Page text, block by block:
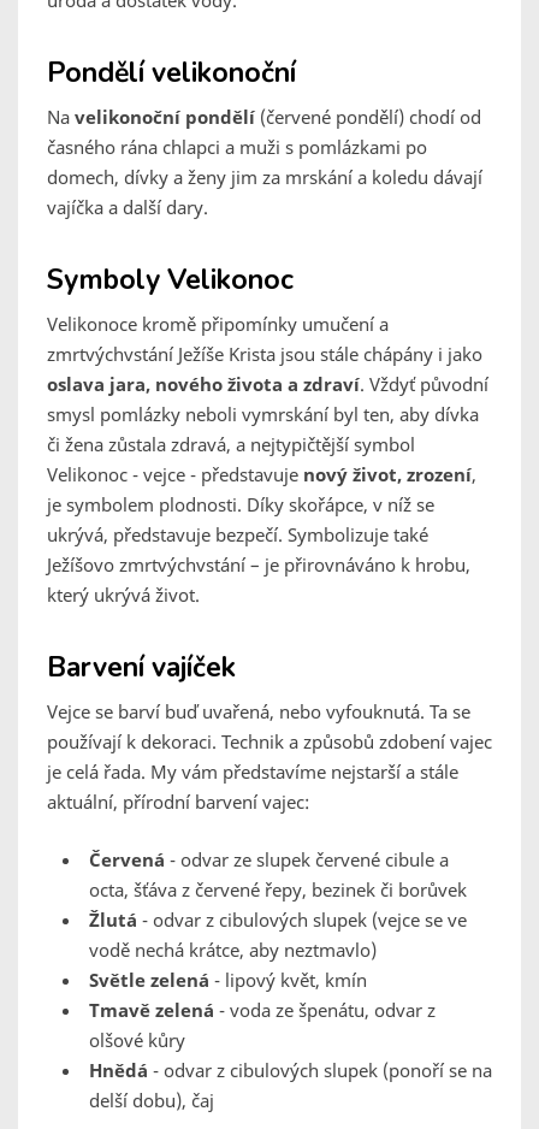
Pondělí velikonoční
Na velikonoční pondělí (červené pondělí) chodí od
časného rána chlapci a muži s pomlázkami po
domech, dívky a ženy jim za mrskání a koledu dávají
vajíčka a další dary.
Symboly Velikonoc
Velikonoce kromě připomínky umučení a
zmrtvýchvstání Ježíše Krista jsou stále chápány i jako
oslava jara, nového života a zdraví. Vždyť původní
smysl pomlázky neboli vymrskání byl ten, aby dívka
či žena zůstala zdravá, a nejtypičtější symbol
Velikonoc - vejce - představuje nový život, zrození,
je symbolem plodnosti. Díky skořápce, v níž se
ukrývá, představuje bezpečí. Symbolizuje také
Ježíšovo zmrtvýchvstání – je přirovnáváno k hrobu,
který ukrývá život.
Barvení vajíček
Vejce se barví buď uvařená, nebo vyfouknutá. Ta se
používají k dekoraci. Technik a způsobů zdobení vajec
je celá řada. My vám představíme nejstarší a stále
aktuální, přírodní barvení vajec:
Červená - odvar ze slupek červené cibule a
octa, šťáva z červené řepy, bezinek či borůvek
Žlutá - odvar z cibulových slupek (vejce se ve
vodě nechá krátce, aby neztmavlo)
Světle zelená - lipový květ, kmín
Tmavě zelená - voda ze špenátu, odvar z
olšové kůry
Hnědá - odvar z cibulových slupek (ponoří se na
delší dobu), čaj